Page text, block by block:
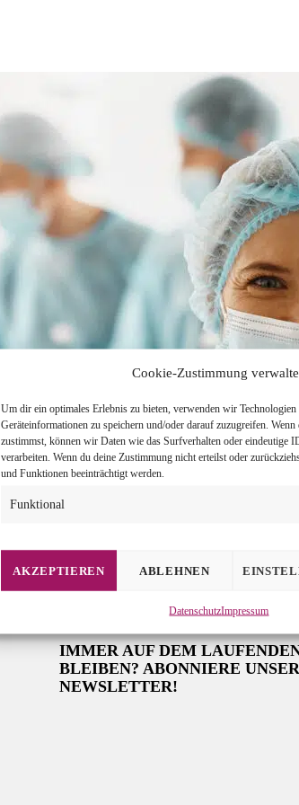
Cookie-Zustimmung
Um dir ein optimales Erlebnis zu bieten, verwenden wir
Geräteinformationen zu speichern und/oder darauf zuzugreifen. Wenn
zustimmst, können wir Daten wie das Surfverhalten oder eindeutige
verarbeiten. Wenn du deine Zustimmung nicht erteilst oder
und Funktionen beeinträchtigt werden.
Funktional
AKZEPTIEREN ABLEHNEN
DatenschutzImpressum
IMMER AUF DEM
BLEIBEN? ABONNIERE
NEWSLETTER!